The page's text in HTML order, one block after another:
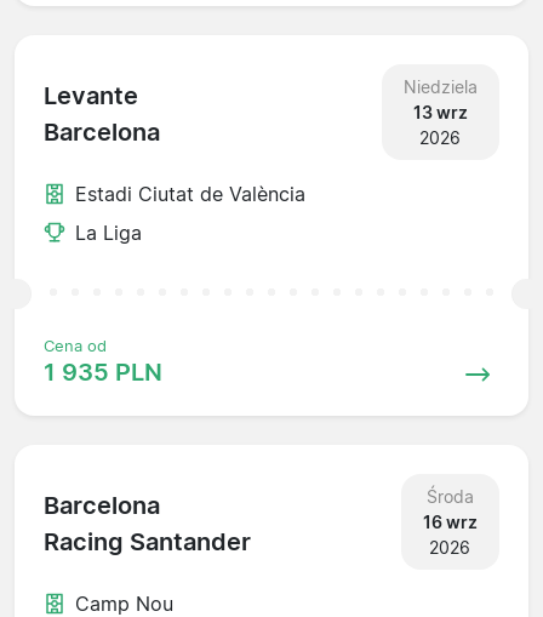
Levante
Barcelona
Niedziela
13 wrz
2026
Estadi Ciutat de València
La Liga
Cena od
1 935 PLN
Barcelona
Racing Santander
Środa
16 wrz
2026
Camp Nou